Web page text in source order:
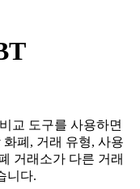
교 도구를 사용하면
폐, 거래 유형, 사용
거래소가 다른 거래
니다.